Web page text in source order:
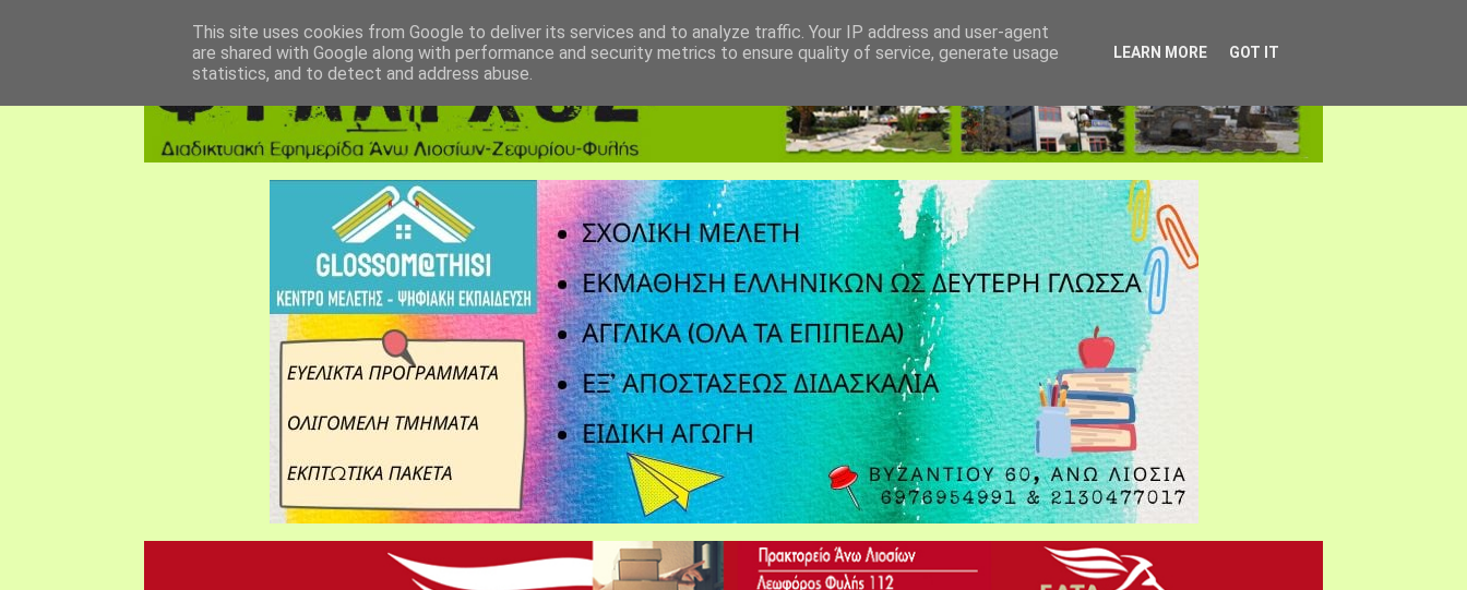
This site uses cookies from Google to deliver its services and to analyze traffic. Your IP address and user-agent
are shared with Google along with performance and security metrics to ensure quality of service, generate usage
statistics, and to detect and address abuse.
LEARN MORE GOT IT